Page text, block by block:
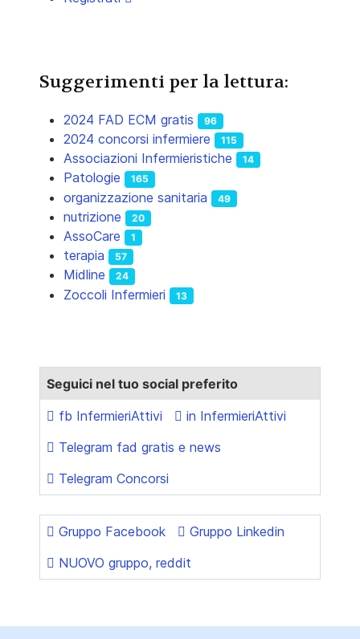
Suggerimenti per la lettura:
2024 FAD ECM gratis 96
2024 concorsi infermiere 115
Associazioni Infermieristiche 14
Patologie 165
organizzazione sanitaria 49
nutrizione 20
AssoCare 1
terapia 57
Midline 24
Zoccoli Infermieri 13
Seguici nel tuo social preferito
fb InfermieriAttivi
in InfermieriAttivi
Telegram fad gratis e news
Telegram Concorsi
Gruppo Facebook
Gruppo Linkedin
NUOVO gruppo, reddit